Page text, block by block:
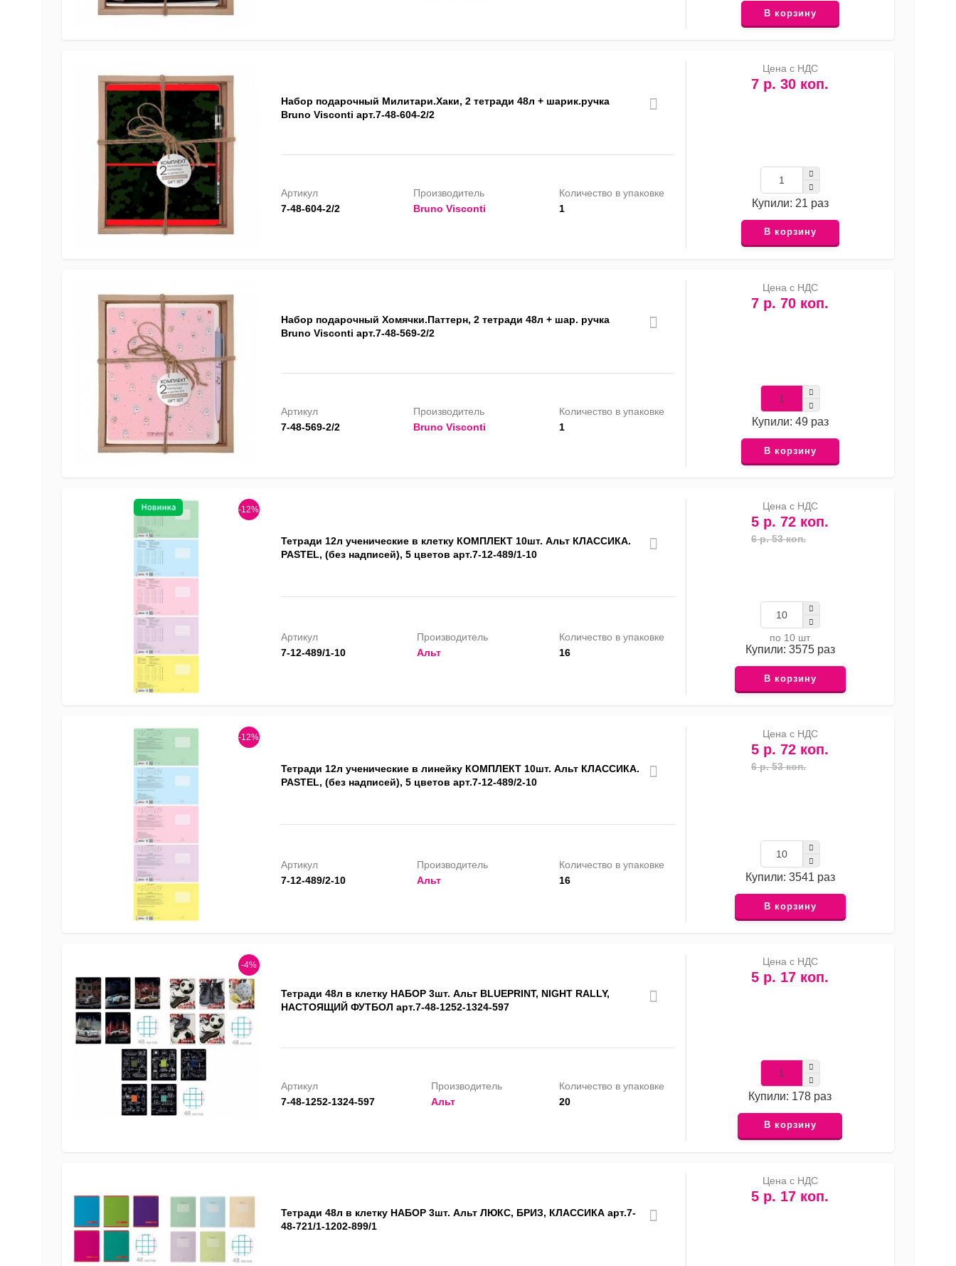
В корзину
Набор подарочный Милитари.Хаки, 2 тетради 48л + шарик.ручка
Bruno Visconti арт.7-48-604-2/2
Артикул
7-48-604-2/2
Производитель
Bruno Visconti
Количество в упаковке
1
Цена с НДС
7 р. 30 коп.
Купили: 21 раз
В корзину
Набор подарочный Хомячки.Паттерн, 2 тетради 48л + шар. ручка
Bruno Visconti арт.7-48-569-2/2
Артикул
7-48-569-2/2
Производитель
Bruno Visconti
Количество в упаковке
1
Цена с НДС
7 р. 70 коп.
Купили: 49 раз
В корзину
-12%
Тетради 12л ученические в клетку КОМПЛЕКТ 10шт. Альт КЛАССИКА.
PASTEL, (без надписей), 5 цветов арт.7-12-489/1-10
Артикул
7-12-489/1-10
Производитель
Альт
Количество в упаковке
16
Цена с НДС
5 р. 72 коп.
6 р. 53 коп.
по 10 шт
Купили: 3575 раз
В корзину
-12%
Тетради 12л ученические в линейку КОМПЛЕКТ 10шт. Альт КЛАССИКА.
PASTEL, (без надписей), 5 цветов арт.7-12-489/2-10
Артикул
7-12-489/2-10
Производитель
Альт
Количество в упаковке
16
Цена с НДС
5 р. 72 коп.
6 р. 53 коп.
Купили: 3541 раз
В корзину
-4%
Тетради 48л в клетку НАБОР 3шт. Альт BLUEPRINT, NIGHT RALLY,
НАСТОЯЩИЙ ФУТБОЛ арт.7-48-1252-1324-597
Артикул
7-48-1252-1324-597
Производитель
Альт
Количество в упаковке
20
Цена с НДС
5 р. 17 коп.
Купили: 178 раз
В корзину
Тетради 48л в клетку НАБОР 3шт. Альт ЛЮКС, БРИЗ, КЛАССИКА арт.7-
48-721/1-1202-899/1
Цена с НДС
5 р. 17 коп.